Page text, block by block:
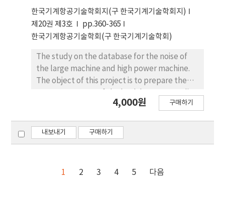
should be when the number of variants in the
database is not large enough. Based on the
finding that the size of the database should
play a crucial role in BQSR, we proposed a
method to create a database when the size
of a database is not large enough for BQSR
results to be reliable. We demonstrated
that, in the case of human, the database
constructed by the proposed method
human dbSNP. In the case of rice, however,
we showed that the proposed database is
effective.
한국기계항공기술학회지(구 한국기계기술학회지)
제20권 제3호
pp.360-365
한국기계항공기술학회(구 한국기계기술학회)
The study on the database for the noise of
the large machine and high power machine.
The object of this project is to prepare the
to investigate and database the basic
power machine. To accomplish the object ;
The dimension and noise of the large
measurement method of the noise for the
4,000원 구매하기
내보내기 구매하기
1 2 3 4 5 다음